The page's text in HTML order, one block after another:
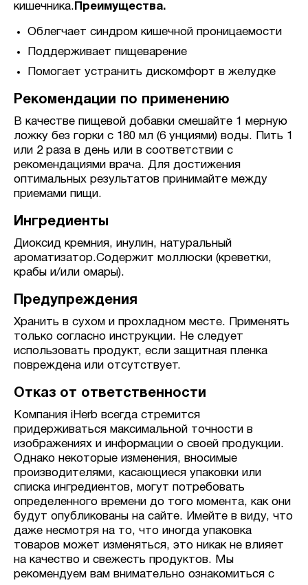
кишечника. Преимущества.
Облегчает синдром кишечной проницаемости
Поддерживает пищеварение
Помогает устранить дискомфорт в желудке
Рекомендации по применению
В качестве пищевой добавки смешайте 1 мерную
ложку без горки с 180 мл (6 унциями) воды. Пить 1
или 2 раза в день или в соответствии с
рекомендациями врача. Для достижения
оптимальных результатов принимайте между
приемами пищи.
Ингредиенты
Диоксид кремния, инулин, натуральный
ароматизатор.Содержит моллюски (креветки,
крабы и/или омары).
Предупреждения
Хранить в сухом и прохладном месте. Применять
только согласно инструкции. Не следует
использовать продукт, если защитная пленка
повреждена или отсутствует.
Отказ от ответственности
Компания iHerb всегда стремится
придерживаться максимальной точности в
изображениях и информации о своей продукции.
Однако некоторые изменения, вносимые
производителями, касающиеся упаковки или
списка ингредиентов, могут потребовать
определенного времени до того момента, как они
будут опубликованы на сайте. Имейте в виду, что
даже несмотря на то, что иногда упаковка
товаров может изменяться, это никак не влияет
на качество и свежесть продуктов. Мы
рекомендуем вам внимательно ознакомиться с